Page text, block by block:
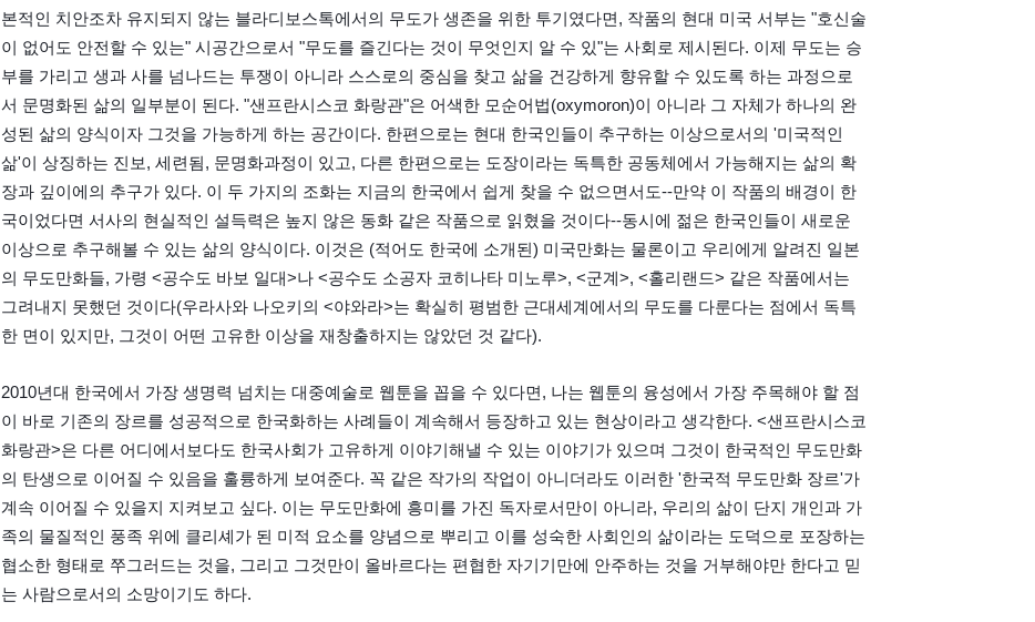
본적인 치안조차 유지되지 않는 블라디보스톡에서의 무도가 생존을 위한 투기였다면, 작품의 현대 미국 서부는 "호신술
이 없어도 안전할 수 있는" 시공간으로서 "무도를 즐긴다는 것이 무엇인지 알 수 있"는 사회로 제시된다. 이제 무도는 승
부를 가리고 생과 사를 넘나드는 투쟁이 아니라 스스로의 중심을 찾고 삶을 건강하게 향유할 수 있도록 하는 과정으로
서 문명화된 삶의 일부분이 된다. "샌프란시스코 화랑관"은 어색한 모순어법(oxymoron)이 아니라 그 자체가 하나의 완
성된 삶의 양식이자 그것을 가능하게 하는 공간이다. 한편으로는 현대 한국인들이 추구하는 이상으로서의 '미국적인
삶'이 상징하는 진보, 세련됨, 문명화과정이 있고, 다른 한편으로는 도장이라는 독특한 공동체에서 가능해지는 삶의 확
장과 깊이에의 추구가 있다. 이 두 가지의 조화는 지금의 한국에서 쉽게 찾을 수 없으면서도--만약 이 작품의 배경이 한
국이었다면 서사의 현실적인 설득력은 높지 않은 동화 같은 작품으로 읽혔을 것이다--동시에 젊은 한국인들이 새로운
이상으로 추구해볼 수 있는 삶의 양식이다. 이것은 (적어도 한국에 소개된) 미국만화는 물론이고 우리에게 알려진 일본
의 무도만화들, 가령 <공수도 바보 일대>나 <공수도 소공자 코히나타 미노루>, <군계>, <홀리랜드> 같은 작품에서는
그려내지 못했던 것이다(우라사와 나오키의 <야와라>는 확실히 평범한 근대세계에서의 무도를 다룬다는 점에서 독특
한 면이 있지만, 그것이 어떤 고유한 이상을 재창출하지는 않았던 것 같다).
2010년대 한국에서 가장 생명력 넘치는 대중예술로 웹툰을 꼽을 수 있다면, 나는 웹툰의 융성에서 가장 주목해야 할 점
이 바로 기존의 장르를 성공적으로 한국화하는 사례들이 계속해서 등장하고 있는 현상이라고 생각한다. <샌프란시스코
화랑관>은 다른 어디에서보다도 한국사회가 고유하게 이야기해낼 수 있는 이야기가 있으며 그것이 한국적인 무도만화
의 탄생으로 이어질 수 있음을 훌륭하게 보여준다. 꼭 같은 작가의 작업이 아니더라도 이러한 '한국적 무도만화 장르'가
계속 이어질 수 있을지 지켜보고 싶다. 이는 무도만화에 흥미를 가진 독자로서만이 아니라, 우리의 삶이 단지 개인과 가
족의 물질적인 풍족 위에 클리셰가 된 미적 요소를 양념으로 뿌리고 이를 성숙한 사회인의 삶이라는 도덕으로 포장하는
협소한 형태로 쭈그러드는 것을, 그리고 그것만이 올바르다는 편협한 자기기만에 안주하는 것을 거부해야만 한다고 믿
는 사람으로서의 소망이기도 하다.